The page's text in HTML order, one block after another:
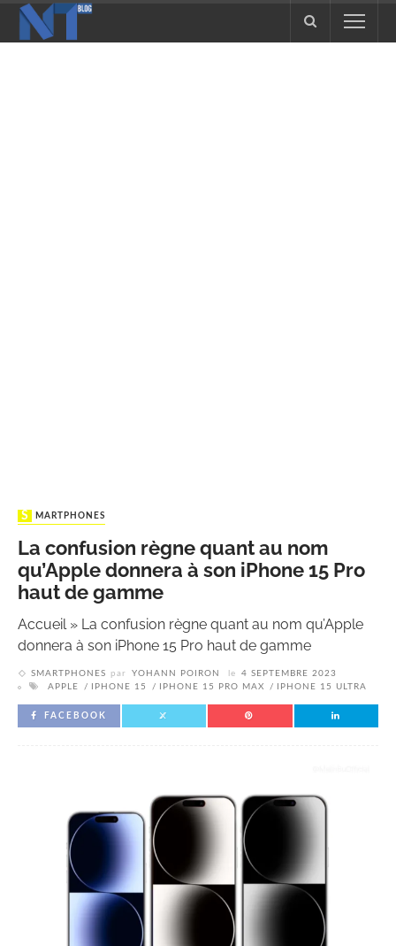
SMARTPHONES
La confusion règne quant au nom
qu’Apple donnera à son iPhone 15 Pro
haut de gamme
Accueil» La confusion règne quant au nom qu’Apple
donnera à son iPhone 15 Pro haut de gamme
SMARTPHONES par YOHANN POIRON le
4 SEPTEMBRE 2023
APPLE
IPHONE 15 IPHONE 15 PRO MAX IPHONE 15 ULTRA
FACEBOOK